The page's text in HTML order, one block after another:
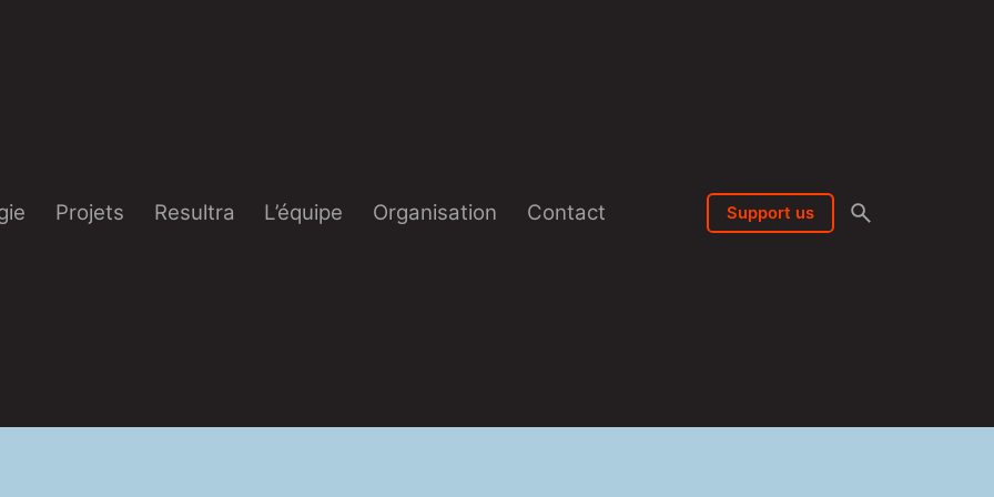
Projets Resultra L’équipe Organisation Contact Support us